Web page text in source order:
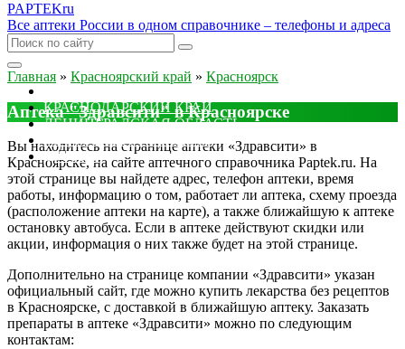
PAPTEKru
Все аптеки России в одном справочнике – телефоны и адреса
КРАСНОДАРСКИЙ КРАЙ
ЛЕНИНГРАДСКАЯ ОБЛАСТЬ
ДРУГИЕ
Главная » Красноярский край » Красноярск
Аптека "Здравсити" в Красноярске
Вы находитесь на странице аптеки «Здравсити» в
Красноярске, на сайте аптечного справочника Paptek.ru. На
этой странице вы найдете адрес, телефон аптеки, время
работы, информацию о том, работает ли аптека, схему проезда
(расположение аптеки на карте), а также ближайшую к аптеке
остановку автобуса. Если в аптеке действуют скидки или
акции, информация о них также будет на этой странице.
Дополнительно на странице компании «Здравсити» указан
официальный сайт, где можно купить лекарства без рецептов
в Красноярске, с доставкой в ближайшую аптеку. Заказать
препараты в аптеке «Здравсити» можно по следующим
контактам: